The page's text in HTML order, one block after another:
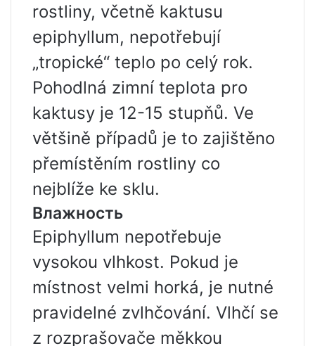
rostliny, včetně kaktusu
epiphyllum, nepotřebují
„tropické“ teplo po celý rok.
Pohodlná zimní teplota pro
kaktusy je 12-15 stupňů. Ve
většině případů je to zajištěno
přemístěním rostliny co
nejblíže ke sklu.
Влажность
Epiphyllum nepotřebuje
vysokou vlhkost. Pokud je
místnost velmi horká, je nutné
pravidelné zvlhčování. Vlhčí se
z rozprašovače měkkou